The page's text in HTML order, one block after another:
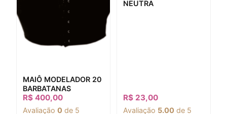
MAIÔ MODELADOR 20
BARBATANAS
R$ 400,00
Avaliação 0 de 5
NEUTRA
R$ 23,00
Avaliação 5.00 de 5